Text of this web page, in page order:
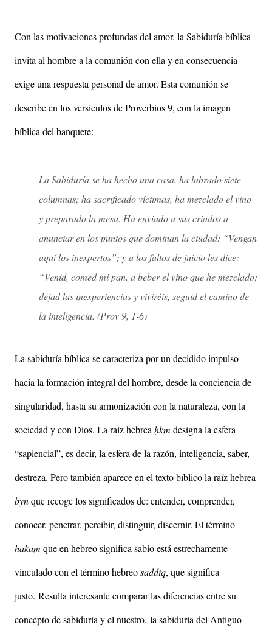
Con las motivaciones profundas del amor, la Sabiduría bíblica
invita al hombre a la comunión con ella y en consecuencia
exige una respuesta personal de amor. Esta comunión se
describe en los versículos de Proverbios 9, con la imagen
bíblica del banquete:
La Sabiduría se ha hecho una casa, ha labrado siete
columnas; ha sacrificado víctimas, ha mezclado el vino
y preparado la mesa. Ha enviado a sus criados a
anunciar en los puntos que dominan la ciudad: “Vengan
aquí los inexpertos”; y a los faltos de juicio les dice:
“Venid, comed mi pan, a beber el vino que he mezclado;
dejad las inexperiencias y viviréis, seguid el camino de
la inteligencia. (Prov 9, 1-6)
La sabiduría bíblica se caracteriza por un decidido impulso
hacia la formación integral del hombre, desde la conciencia de
singularidad, hasta su armonización con la naturaleza, con la
sociedad y con Dios. La raíz hebrea ḥkm designa la esfera
“sapiencial”, es decir, la esfera de la razón, inteligencia, saber,
destreza. Pero también aparece en el texto bíblico la raíz hebrea
bynque recoge los significados de: entender, comprender,
conocer, penetrar, percibir, distinguir, discernir. El término
hakam que en hebreo significa sabio está estrechamente
vinculado con el término hebreosaddiq, que significa
justo. Resulta interesante comparar las diferencias entre su
concepto de sabiduría y el nuestro, la sabiduría del Antiguo